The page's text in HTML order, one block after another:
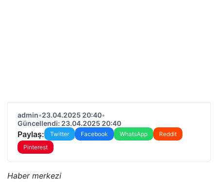
admin•23.04.2025 20:40•
Güncellendi: 23.04.2025 20:40
Paylaş: Twitter Facebook WhatsApp
Reddit
Pinterest
Haber merkezi